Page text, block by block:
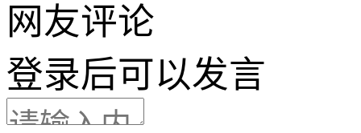
网友评论
登录后可以发言